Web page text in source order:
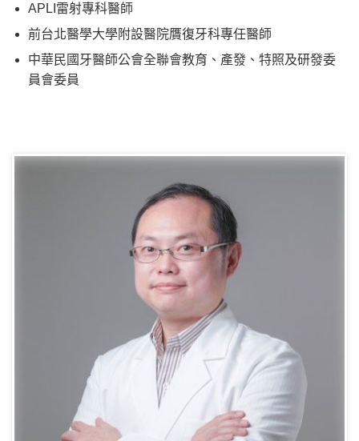
APLI雷射專科醫師
前台北醫學大學附設醫院贋復牙科專任醫師
中華民國牙醫師公會全聯會教育、產發、特照及研發委
員會委員